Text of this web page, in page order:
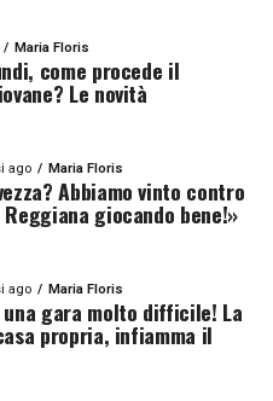
Maria Floris
come procede il
Le novità
ago Maria Floris
Abbiamo vinto contro
Reggiana giocando bene!»
ago Maria Floris
una gara molto difficile! La
propria, infiamma il